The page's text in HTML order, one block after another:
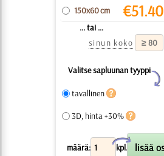
150x60 cm €51.40
... tai ...
sinun koko
Valitse sapluunan tyyppi
Y
tavallinen
3D, hinta +30%
määrä: kpl.
X